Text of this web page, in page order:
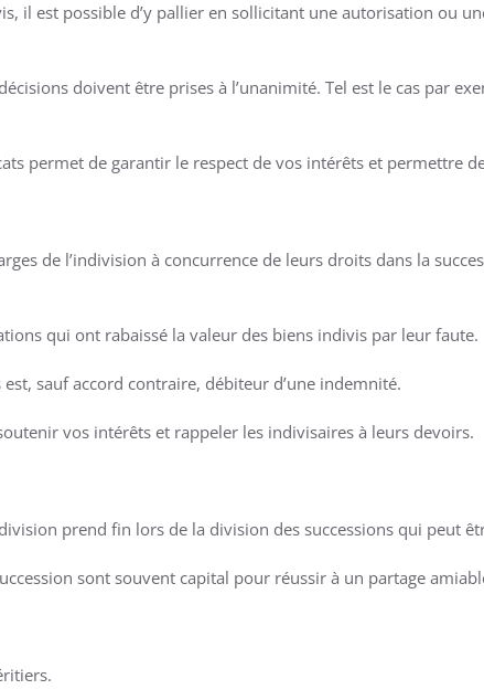
il est possible d’y pallier en sollicitant une autorisation ou
doivent être prises à l’unanimité. Tel est le cas par
permet de garantir le respect de vos intérêts et permettre
de l’indivision à concurrence de leurs droits dans la
qui ont rabaissé la valeur des biens indivis par leur faute.
sauf accord contraire, débiteur d’une indemnité.
vos intérêts et rappeler les indivisaires à leurs devoirs.
prend fin lors de la division des successions qui peut
sont souvent capital pour réussir à un partage